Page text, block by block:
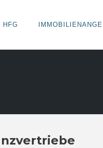
HFG